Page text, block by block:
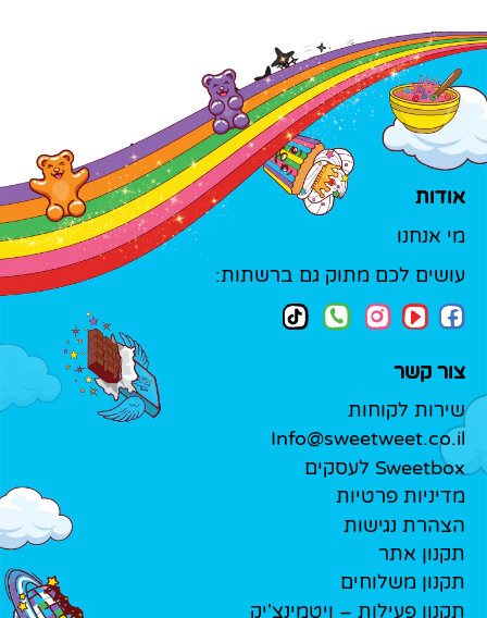
אודות
מי אנחנו
עושים לכם מתוק גם ברשתות:
צור קשר
שירות לקוחות
Info@sweetweet.co.il
Sweetbox לעסקים
מדיניות פרטיות
הצהרת נגישות
תקנון אתר
תקנון משלוחים
תקנון פעילות – ויטמינצ'יק